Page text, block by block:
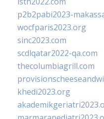
p2b2pabi2023-
wocfparis2023.org
sinc2023.com
scdlqatar2022-qa.com
thecolumbiagrill.com
khedi2023.org